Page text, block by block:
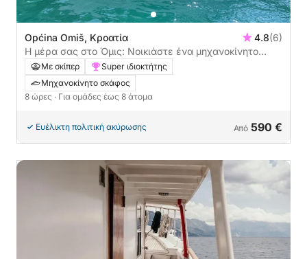
Općina Omiš, Κροατία 4.8(6)
Η μέρα σας στο Όμις: Νοικιάστε ένα μηχανοκίνητο
σκάφος για μια ολόκληρη μέρα εξερεύνησης
Με σκίπερ
Super ιδιοκτήτης
Μηχανοκίνητο σκάφος
8 ώρες · Για ομάδες έως 8 άτομα
Ευέλικτη πολιτική ακύρωσης Από 590 €